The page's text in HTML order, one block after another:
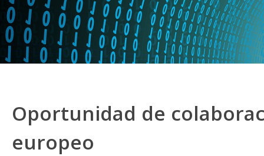
Oportunidad de
europeo